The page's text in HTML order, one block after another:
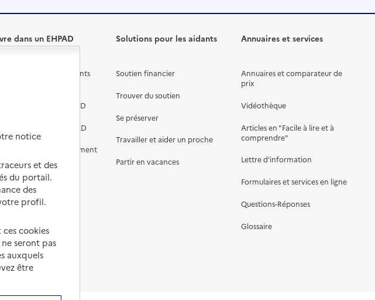
dans un EHPAD
différents établissements
l'entrée en EHPAD
financières en EHPAD
accompagnement
les prix en
de vie en EHPAD
Solutions pour les aidants
Soutien financier
Trouver du soutien
Se préserver
Travailler et aider un proche
Partir en vacances
Annuaires et services
Annuaires et comparateur de
prix
Vidéothèque
Articles en "Facile à lire et à
comprendre"
Lettre d'information
Formulaires et services en ligne
Questions-Réponses
Glossaire
notice
et des
du portail.
des
profil.
cookies
seront pas
auxquels
être